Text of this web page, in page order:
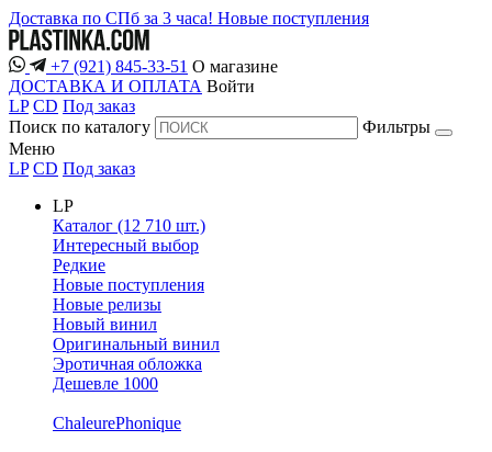
Доставка по СПб за 3 часа! Новые поступления
+7 (921) 845-33-51 О магазине
ДОСТАВКА И ОПЛАТА Войти
LP CD Под заказ
Поиск по каталогу
Фильтры
Меню
LP CD Под заказ
LP
Каталог (12 710 шт.)
Интересный выбор
Редкие
Новые поступления
Новые релизы
Новый винил
Оригинальный винил
Эротичная обложка
Дешевле 1000
ChaleurePhonique